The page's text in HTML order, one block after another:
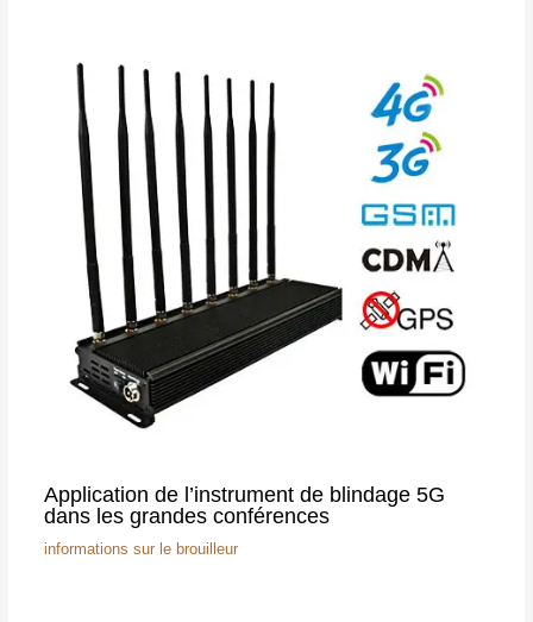
Application de l’instrument de blindage 5G
dans les grandes conférences
informations sur le brouilleur